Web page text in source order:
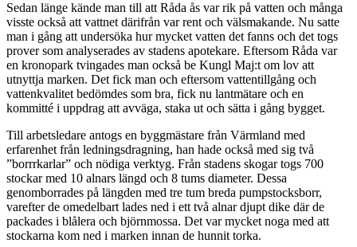
Sedan länge kände man till att Råda ås var rik på vatten och många
visste också att vattnet därifrån var rent och välsmakande. Nu satte
man i gång att undersöka hur mycket vatten det fanns och det togs
prover som analyserades av stadens apotekare. Eftersom Råda var
en kronopark tvingades man också be Kungl Maj:t om lov att
utnyttja marken. Det fick man och eftersom vattentillgång och
vattenkvalitet bedömdes som bra, fick nu lantmätare och en
kommitté i uppdrag att avväga, staka ut och sätta i gång bygget.
Till arbetsledare antogs en byggmästare från Värmland med
erfarenhet från ledningsdragning, han hade också med sig två
”borrrkarlar” och nödiga verktyg. Från stadens skogar togs 700
stockar med 10 alnars längd och 8 tums diameter. Dessa
genomborrades på längden med tre tum breda pumpstocksborr,
varefter de omedelbart lades ned i ett två alnar djupt dike där de
packades i blålera och björnmossa. Det var mycket noga med att
stockarna kom ned i marken innan de hunnit torka.